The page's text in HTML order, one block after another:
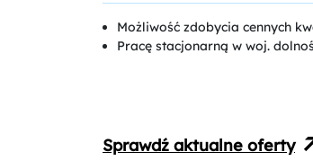
Możliwość zdobycia cennych
Pracę stacjonarną w woj.
Sprawdź aktualne oferty